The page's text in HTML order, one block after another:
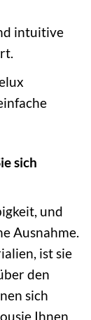
intuitive
sich
und
Ausnahme.
ist sie
den
sich
Ihnen